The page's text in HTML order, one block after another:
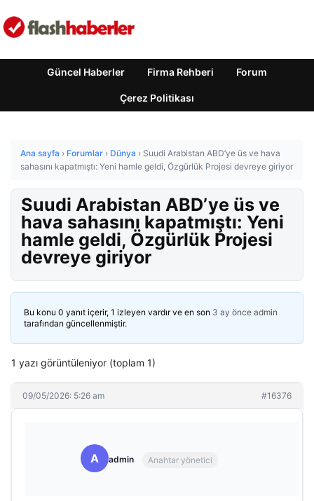
Güncel Haberler Firma Rehberi Forum
Çerez Politikası
Ana sayfa › Forumlar › Dünya › Suudi Arabistan ABD’ye üs ve hava
sahasını kapatmıştı: Yeni hamle geldi, Özgürlük Projesi devreye giriyor
Suudi Arabistan ABD’ye üs ve
hava sahasını kapatmıştı: Yeni
hamle geldi, Özgürlük Projesi
devreye giriyor
Bu konu 0 yanıt içerir, 1 izleyen vardır ve en son 3 ay önce admin
tarafından güncellenmiştir.
1 yazı görüntüleniyor (toplam 1)
09/05/2026: 5:26 am #16376
A admin Anahtar yönetici